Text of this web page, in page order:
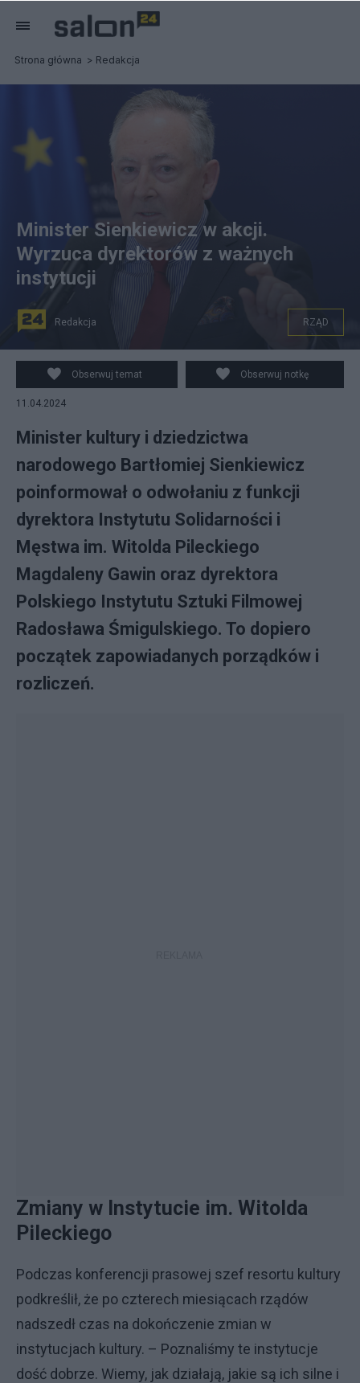
Strona główna Redakcja
Minister kultury i dziedzictwa narodowego Bartłomiej
Sienkiewicz. Fot. PAP/Rafał Guz
Minister Sienkiewicz w akcji.
Wyrzuca dyrektorów z ważnych
instytucji
Redakcja RZĄD
Obserwuj temat Obserwuj notkę
11.04.2024
Minister kultury i dziedzictwa
narodowego Bartłomiej Sienkiewicz
poinformował o odwołaniu z funkcji
dyrektora Instytutu Solidarności i
Męstwa im. Witolda Pileckiego
Magdaleny Gawin oraz dyrektora
Polskiego Instytutu Sztuki Filmowej
Radosława Śmigulskiego. To dopiero
początek zapowiadanych porządków i
rozliczeń.
Zmiany w Instytucie im. Witolda
Pileckiego
Podczas konferencji prasowej szef resortu kultury
podkreślił, że po czterech miesiącach rządów
nadszedł czas na dokończenie zmian w
instytucjach kultury. – Poznaliśmy te instytucje
dość dobrze. Wiemy, jak działają, jakie są ich silne i